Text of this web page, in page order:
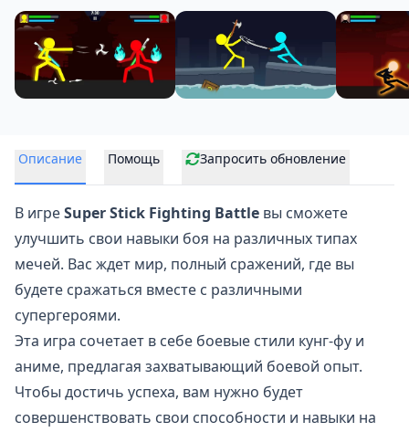
Описание Помощь Запросить обновление
В игреSuper Stick Fighting Battle вы сможете
улучшить свои навыки боя на различных типах
мечей. Вас ждет мир, полный сражений, где вы
будете сражаться вместе с различными
супергероями.
Эта игра сочетает в себе боевые стили кунг-фу и
аниме, предлагая захватывающий боевой опыт.
Чтобы достичь успеха, вам нужно будет
совершенствовать свои способности и навыки на